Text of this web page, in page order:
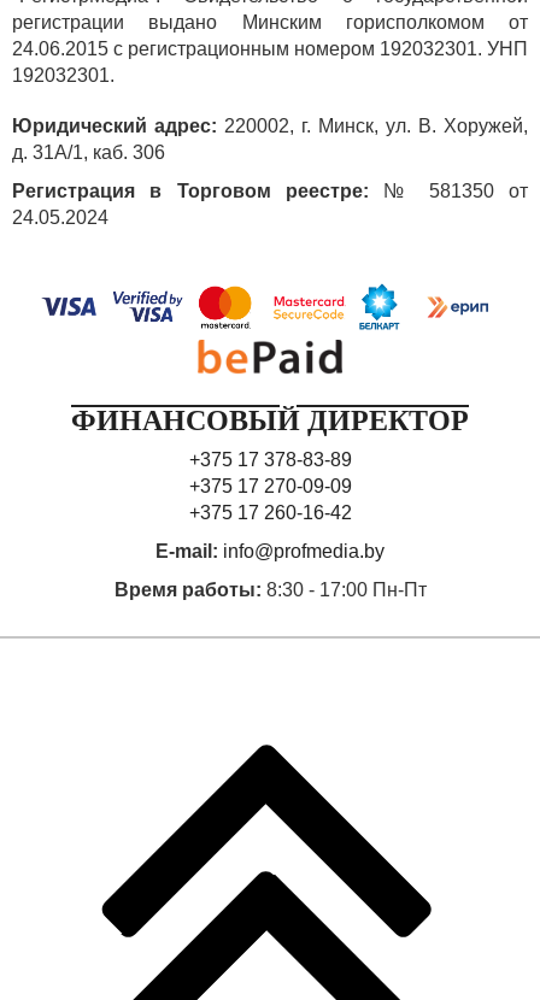
регистрации выдано Минским горисполкомом от
24.06.2015 с регистрационным номером 192032301. УНП
192032301.
Юридический адрес: 220002, г. Минск, ул. В. Хоружей,
д. 31А/1, каб. 306
Регистрация в Торговом реестре: № 581350 от
24.05.2024
ФИНАНСОВЫЙ ДИРЕКТОР
+375 17 378-83-89
+375 17 270-09-09
+375 17 260-16-42
E-mail: info@profmedia.by
Время работы: 8:30 - 17:00 Пн-Пт